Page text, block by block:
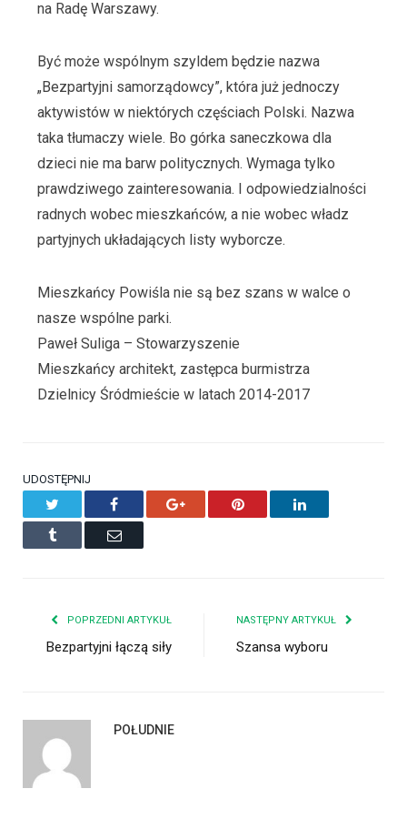
na Radę Warszawy.
Być może wspólnym szyldem będzie nazwa
„Bezpartyjni samorządowcy”, która już jednoczy
aktywistów w niektórych częściach Polski. Nazwa
taka tłumaczy wiele. Bo górka saneczkowa dla
dzieci nie ma barw politycznych. Wymaga tylko
prawdziwego zainteresowania. I odpowiedzialności
radnych wobec mieszkańców, a nie wobec władz
partyjnych układających listy wyborcze.
Mieszkańcy Powiśla nie są bez szans w walce o
nasze wspólne parki.
Paweł Suliga – Stowarzyszenie
Mieszkańcy architekt, zastępca burmistrza
Dzielnicy Śródmieście w latach 2014-2017
UDOSTĘPNIJ
Facebook Google+ Pinterest LinkedIn
Tumblr Email
POPRZEDNI ARTYKUŁ
Bezpartyjni łączą siły
NASTĘPNY ARTYKUŁ
Szansa wyboru
POŁUDNIE